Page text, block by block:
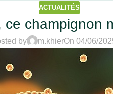
ACTUALITÉS
champignon
by m.khierOn 04/06/